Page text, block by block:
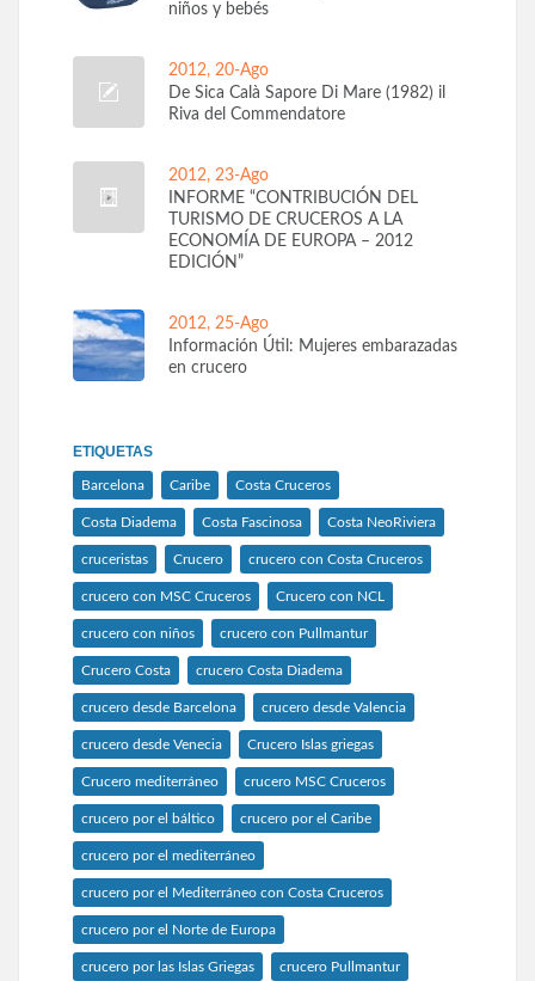
niños y bebés
2012, 20-Ago
De Sica Calà Sapore Di Mare (1982) il
Riva del Commendatore
2012, 23-Ago
INFORME “CONTRIBUCIÓN DEL
TURISMO DE CRUCEROS A LA
ECONOMÍA DE EUROPA – 2012
EDICIÓN”
2012, 25-Ago
Información Útil: Mujeres embarazadas
en crucero
ETIQUETAS
Barcelona Caribe Costa Cruceros
Costa Diadema Costa Fascinosa Costa NeoRiviera
cruceristas Crucero crucero con Costa Cruceros
crucero con MSC Cruceros Crucero con NCL
crucero con niños crucero con Pullmantur
Crucero Costa crucero Costa Diadema
crucero desde Barcelona crucero desde Valencia
crucero desde Venecia Crucero Islas griegas
Crucero mediterráneo crucero MSC Cruceros
crucero por el báltico crucero por el Caribe
crucero por el mediterráneo
crucero por el Mediterráneo con Costa Cruceros
crucero por el Norte de Europa
crucero por las Islas Griegas crucero Pullmantur